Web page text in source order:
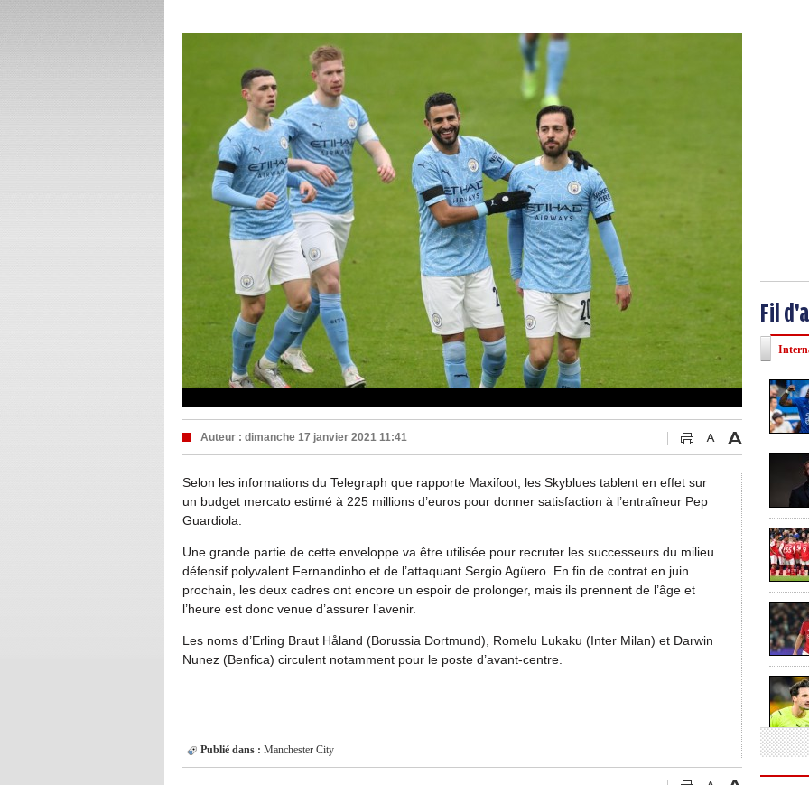
Auteur : dimanche 17 janvier 2021 11:41
Selon les informations du Telegraph que rapporte Maxifoot, les Skyblues tablent en effet sur
un budget mercato estimé à 225 millions d’euros pour donner satisfaction à l’entraîneur Pep
Guardiola.
Une grande partie de cette enveloppe va être utilisée pour recruter les successeurs du milieu
défensif polyvalent Fernandinho et de l’attaquant Sergio Agüero. En fin de contrat en juin
prochain, les deux cadres ont encore un espoir de prolonger, mais ils prennent de l’âge et
l’heure est donc venue d’assurer l’avenir.
Les noms d’Erling Braut Håland (Borussia Dortmund), Romelu Lukaku (Inter Milan) et Darwin
Nunez (Benfica) circulent notamment pour le poste d’avant-centre.
Publié dans : Manchester City
Fil